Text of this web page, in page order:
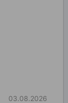
03.08.2026